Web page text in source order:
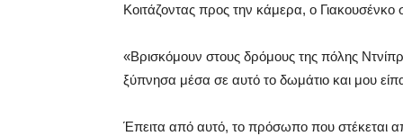
Κοιτάζοντας προς την κάμερα, ο Γιακουσένκο
«Βρισκόμουν στους δρόμους της πόλης
ξύπνησα μέσα σε αυτό το δωμάτιο και μου
Έπειτα από αυτό, το πρόσωπο που στέκεται